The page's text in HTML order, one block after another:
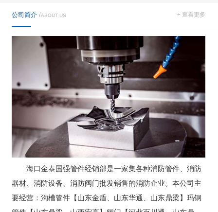
公司简介 /ABOUT US + 查看更多
海口金泰国强管件经销部是一家集各种消防管件、消防
器材、消防设备、消防阀门批发销售的消防企业。本公司主
要经营：沟槽管件【山东金盾、山东华通、山东鼎梁】玛钢